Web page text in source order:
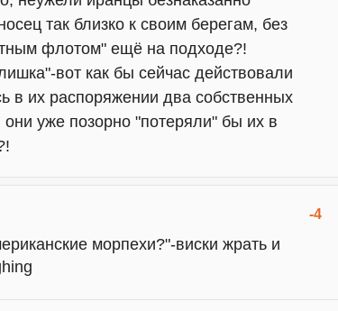
так близко к своим берегам, без
флотом" ещё на подходе?!
вот как бы сейчас действовали
в их распоряжении два собственных
уже позорно "потеряли" бы их в
-4
морпехи?"-виски жрать и